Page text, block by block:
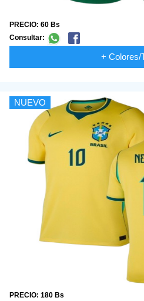
PRECIO: 60 Bs
Consultar:
+ Colores/
NUEVO
PRECIO: 180 Bs